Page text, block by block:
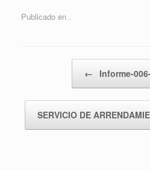
Publicado en .
← Informe-
SERVICIO DE